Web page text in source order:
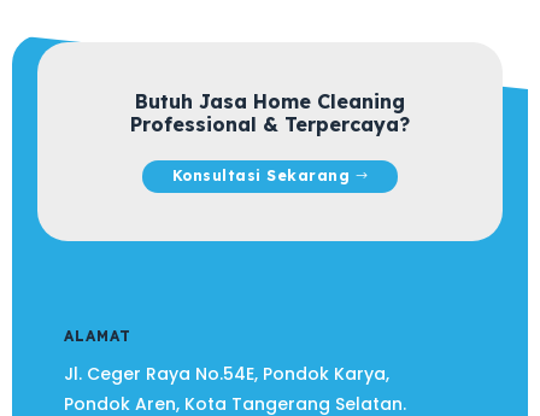
Butuh Jasa Home Cleaning
Professional & Terpercaya?
Konsultasi Sekarang
ALAMAT
Jl. Ceger Raya No.54E, Pondok Karya,
Pondok Aren, Kota Tangerang Selatan.